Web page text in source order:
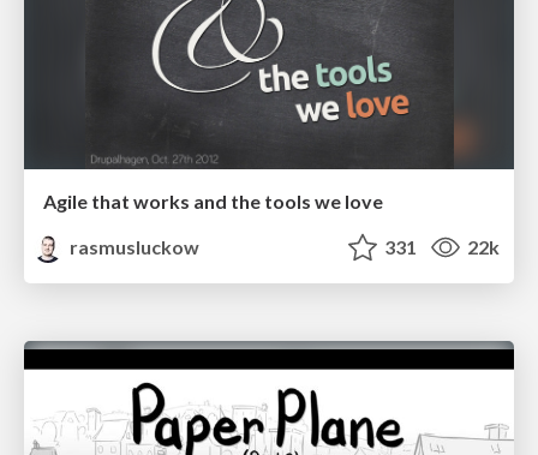
Agile that works and the tools we love
rasmusluckow
331 22k